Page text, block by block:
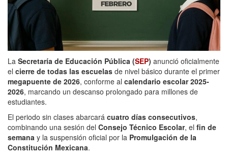
La Secretaría de Educación Pública (SEP) anunció oficialmente
el cierre de todas las escuelas de nivel básico durante el primer
megapuente de 2026, conforme al calendario escolar 2025-
2026, marcando un descanso prolongado para millones de
estudiantes.
El periodo sin clases abarcará cuatro días consecutivos,
combinando una sesión del Consejo Técnico Escolar, el fin de
semana y la suspensión oficial por la Promulgación de la
Constitución Mexicana.